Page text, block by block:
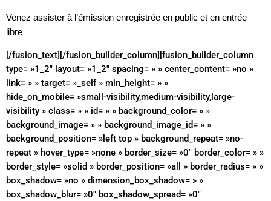
Venez assister à l’émission enregistrée en public et en entrée
libre
[/fusion_text][/fusion_builder_column][fusion_builder_column
type= »1_2″ layout= »1_2″ spacing= » » center_content= »no »
link= » » target= »_self » min_height= » »
hide_on_mobile= »small-visibility,medium-visibility,large-
visibility » class= » » id= » » background_color= » »
background_image= » » background_image_id= » »
background_position= »left top » background_repeat= »no-
repeat » hover_type= »none » border_size= »0″ border_color= » »
border_style= »solid » border_position= »all » border_radius= » »
box_shadow= »no » dimension_box_shadow= » »
box_shadow_blur= »0″ box_shadow_spread= »0″